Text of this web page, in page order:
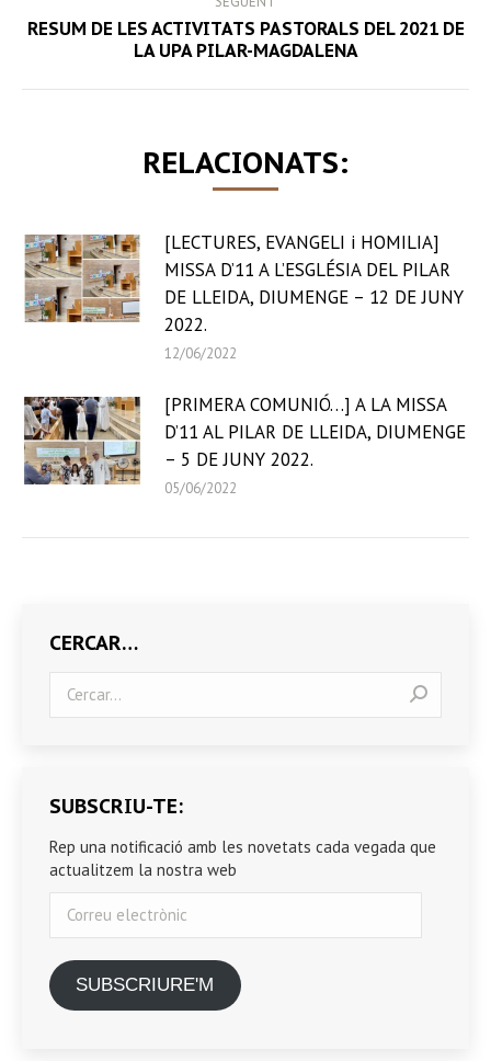
Next
RESUM DE LES ACTIVITATS PASTORALS DEL 2021 DE
LA UPA PILAR-MAGDALENA
RELACIONATS:
[LECTURES, EVANGELI i HOMILIA]
MISSA D’11 A L’ESGLÉSIA DEL PILAR
DE LLEIDA, DIUMENGE – 12 DE JUNY
2022.
12/06/2022
[PRIMERA COMUNIÓ…] A LA MISSA
D’11 AL PILAR DE LLEIDA, DIUMENGE
– 5 DE JUNY 2022.
05/06/2022
CERCAR…
SUBSCRIU-TE:
Rep una notificació amb les novetats cada vegada que
actualitzem la nostra web
electrònic
SUBSCRIURE'M